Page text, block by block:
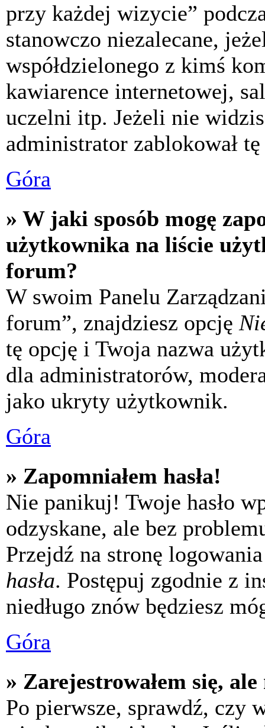
przy każdej wizycie”
stanowczo niezalecane,
współdzielonego z kimś
kawiarence internetowej,
uczelni itp. Jeżeli nie
administrator zablokował
Góra
» W jaki sposób mogę
użytkownika na liście
forum?
W swoim Panelu
forum”, znajdziesz opcję
tę opcję i Twoja nazwa
dla administratorów,
jako ukryty użytkownik.
Góra
» Zapomniałem hasła!
Nie panikuj! Twoje hasło
odzyskane, ale bez
Przejdź na stronę
hasła. Postępuj zgodnie z
niedługo znów będziesz
Góra
» Zarejestrowałem się,
Po pierwsze, sprawdź, czy